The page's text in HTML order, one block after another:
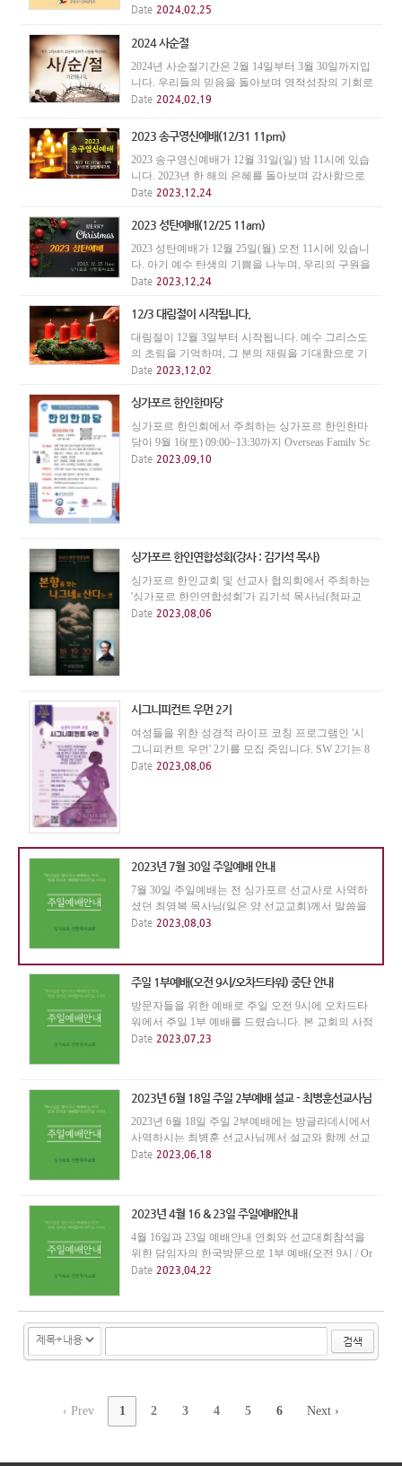
Date 2024.02.25
2024 사순절
2024년 사순절기간은 2월 14일부터 3월 30일까지입
니다. 우리들의 믿음을 돌아보며 영적성장의 기회로
삼기 바랍니다.
Date 2024.02.19
2023 송구영신예배(12/31 11pm)
2023 송구영신예배가 12월 31일(일) 밤 11시에 있습
니다. 2023년 한 해의 은혜를 돌아보며 감사함으로
송년하고, 2024년 새해를 하나님께 예배함으로 시작
Date 2023.12.24
2023 성탄예배(12/25 11am)
2023 성탄예배가 12월 25일(월) 오전 11시에 있습니
다. 아기 예수 탄생의 기쁨을 나누며, 우리의 구원을
위해 아들을 보내신 하나님의 은혜에 감사하며 예배
Date 2023.12.24
12/3 대림절이 시작됩니다.
대림절이 12월 3일부터 시작됩니다. 예수 그리스도
의 초림을 기억하며, 그 분의 재림을 기대함으로 기
다림과 소망의 절기를 지납시다.
Date 2023.12.02
싱가포르 한인한마당
싱가포르 한인회에서 주최하는 싱가포르 한인한마
당이 9월 16(토) 09:00~13:30까지 Overseas Family Sc
hool에서 열립니다.
Date 2023.09.10
싱가포르 한인연합성회(강사 : 김기석 목사)
싱가포르 한인교회 및 선교사 협의회에서 주최하는
'싱가포르 한인연합성회'가 김기석 목사님(청파교
회)를 강사로 모시고 9월 18일(월)~20일(수)까지 열
Date 2023.08.06
시그니피컨트 우먼 2기
여성들을 위한 성경적 라이프 코칭 프로그램인 '시
그니피컨트 우먼' 2기를 모집 중입니다. SW 2기는 8
월 26일까지 참가자를 모집하고, 9월 4일부터 10월 2
Date 2023.08.06
2023년 7월 30일 주일예배 안내
7월 30일 주일예배는 전 싱가포르 선교사로 사역하
셨던 최영복 목사님(잃은 양 선교교회)께서 말씀을
전해주셨습니다. 귀한 말씀에 감사합니다.
Date 2023.08.03
주일 1부예배(오전 9시/오차드타워) 중단 안내
방문자들을 위한 예배로 주일 오전 9시에 오차드타
워에서 주일 1부 예배를 드렸습니다. 본 교회의 사정
으로 주일 1부예배는 7월 23일까지만 드립니다. 그
Date 2023.07.23
2023년 6월 18일 주일 2부예배 설교 - 최병훈선교사님
2023년 6월 18일 주일 2부예배에는 방글라데시에서
사역하시는 최병훈 선교사님께서 설교와 함께 선교
지 소식을 전해주십니다. 은혜받고 도전받는 귀한
Date 2023.06.18
2023년 4월 16 & 23일 주일예배안내
4월 16일과 23일 예배안내 연회와 선교대회참석을
위한 담임자의 한국방문으로 1부 예배(오전 9시 / Or
chard Towers)는 없습니다. 2부 예배(오전 11시 / Tat
Date 2023.04.22
검색
‹ Prev 1 2 3 4 5 6 Next ›